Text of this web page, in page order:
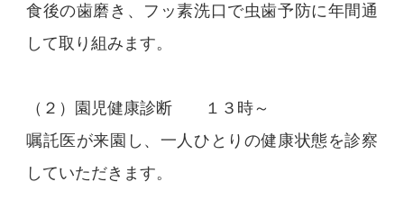
食後の歯磨き、フッ素洗口で虫歯予防に年間通
して取り組みます。
（２）園児健康診断 １３時～
嘱託医が来園し、一人ひとりの健康状態を診察
していただきます。